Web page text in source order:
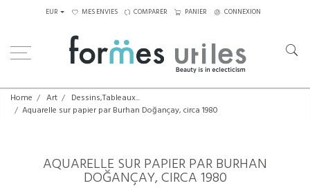
EUR MES ENVIES COMPARER PANIER CONNEXION
Home Art
Dessins,Tableaux...
Aquarelle sur papier par Burhan Doğançay, circa 1980
AQUARELLE SUR PAPIER PAR BURHAN
DOĞANÇAY, CIRCA 1980